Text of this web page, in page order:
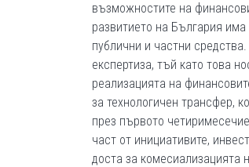
възможностите на
развитието на България
публични и частни
експертиза, тъй като това
реализацията на
за технологичен трансфер,
през първото
част от инициативите,
доста за комесиализацията